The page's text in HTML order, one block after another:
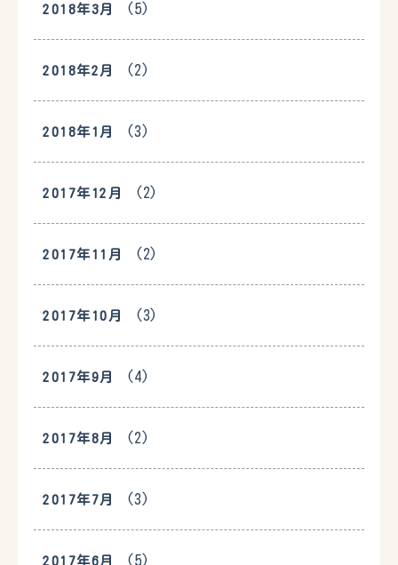
2018年3月 (5)
2018年2月 (2)
2018年1月 (3)
2017年12月 (2)
2017年11月 (2)
2017年10月 (3)
2017年9月 (4)
2017年8月 (2)
2017年7月 (3)
2017年6月 (5)